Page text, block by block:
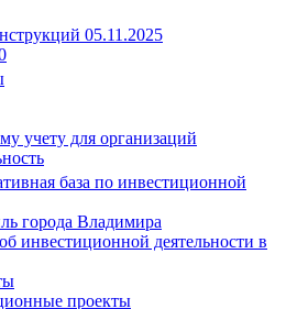
05.11.2025
учету для организаций
база по инвестиционной
города Владимира
инвестиционной деятельности в
проекты